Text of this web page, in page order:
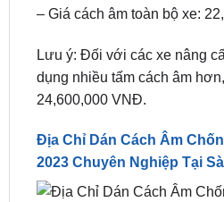
– Giá cách âm toàn bộ xe:
Lưu ý: Đối với các xe nâng
dụng nhiều tấm cách âm
24,600,000 VNĐ.
Địa Chỉ Dán Cách Âm
2023 Chuyên Nghiệp Tại